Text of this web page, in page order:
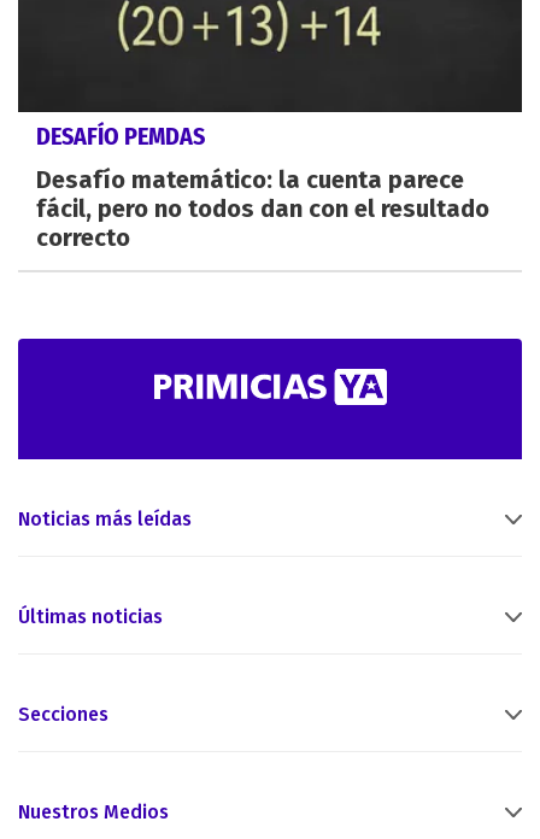
DESAFÍO PEMDAS
Desafío matemático: la cuenta parece
fácil, pero no todos dan con el resultado
correcto
Noticias más leídas
Últimas noticias
Secciones
Nuestros Medios